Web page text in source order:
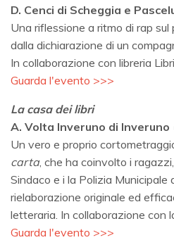
D. Cenci di Scheggia e
Una riflessione a ritmo di rap
dalla dichiarazione di un
In collaborazione con libreria
Guarda l'evento >>>
La casa dei libri
A. Volta Inveruno di Inveruno
Un vero e proprio
carta, che ha coinvolto i
Sindaco e i la Polizia Municipale
rielaborazione originale ed
letteraria. In collaborazione con
Guarda l'evento >>>